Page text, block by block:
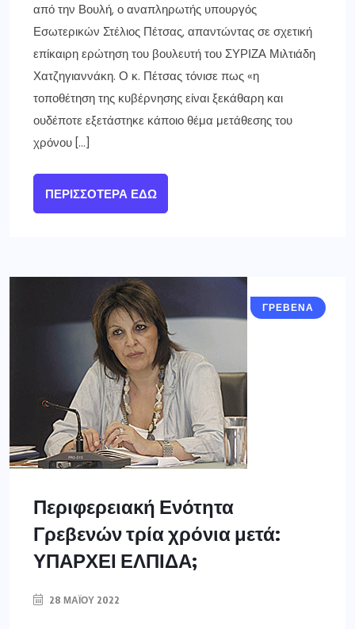
από την Βουλή, ο αναπληρωτής υπουργός
Εσωτερικών Στέλιος Πέτσας, απαντώντας σε σχετική
επίκαιρη ερώτηση του βουλευτή του ΣΥΡΙΖΑ Μιλτιάδη
Χατζηγιαννάκη. Ο κ. Πέτσας τόνισε πως «η
τοποθέτηση της κυβέρνησης είναι ξεκάθαρη και
ουδέποτε εξετάστηκε κάποιο θέμα μετάθεσης του
χρόνου […]
ΠΕΡΙΣΣΌΤΕΡΑ ΕΔΏ
ΓΡΕΒΕΝΑ
Περιφερειακή Ενότητα
Γρεβενών τρία χρόνια μετά:
ΥΠΑΡΧΕΙ ΕΛΠΙΔΑ;
28 ΜΑΪ́ΟΥ 2022